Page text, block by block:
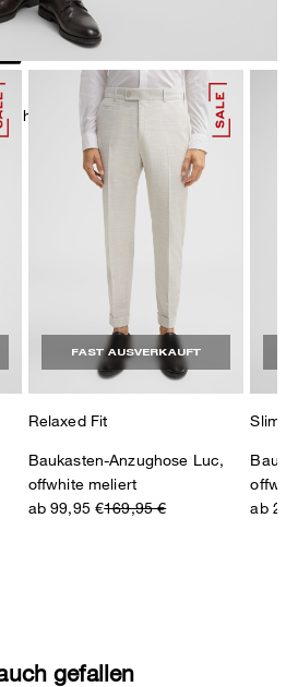
schonend
FAST AUSVERKAUFT
Relaxed Fit
Baukasten-Anzughose Luc,
offwhite meliert
ab 99,95 €169,95 €
Slim
ab
gefallen